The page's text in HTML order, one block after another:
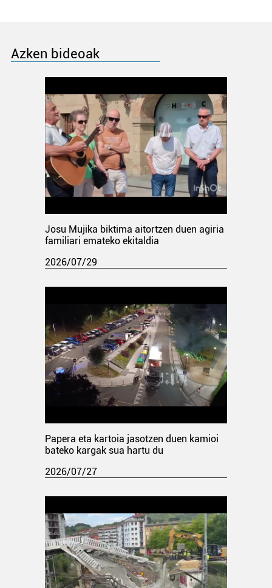
Azken bideoak
Josu Mujika biktima aitortzen duen agiria
familiari emateko ekitaldia
2026/07/29
Papera eta kartoia jasotzen duen kamioi
bateko kargak sua hartu du
2026/07/27